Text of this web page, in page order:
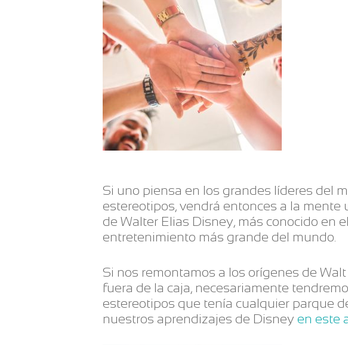
Si uno piensa en los grandes líderes del
estereotipos, vendrá entonces a la
de Walter Elias Disney, más conocido en
entretenimiento más grande del mundo.
Si nos remontamos a los orígenes de
fuera de la caja, necesariamente
estereotipos que tenía cualquier parque
nuestros aprendizajes de Disneyen este